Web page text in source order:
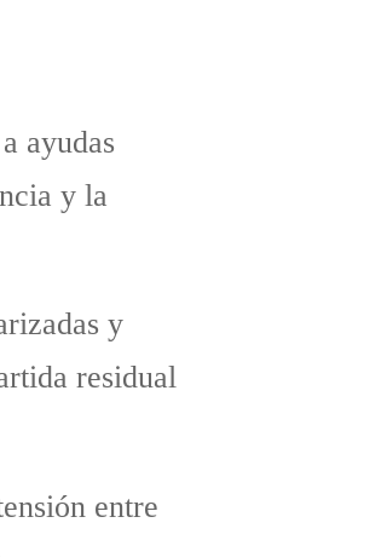
ayudas
y la
y
residual
entre